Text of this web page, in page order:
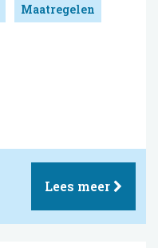
Maatregelen
Lees meer